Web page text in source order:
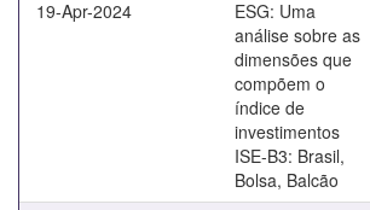
19-Apr-2024
ESG: Uma
análise sobre as
dimensões que
compõem o
índice de
investimentos
ISE-B3: Brasil,
Bolsa, Balcão